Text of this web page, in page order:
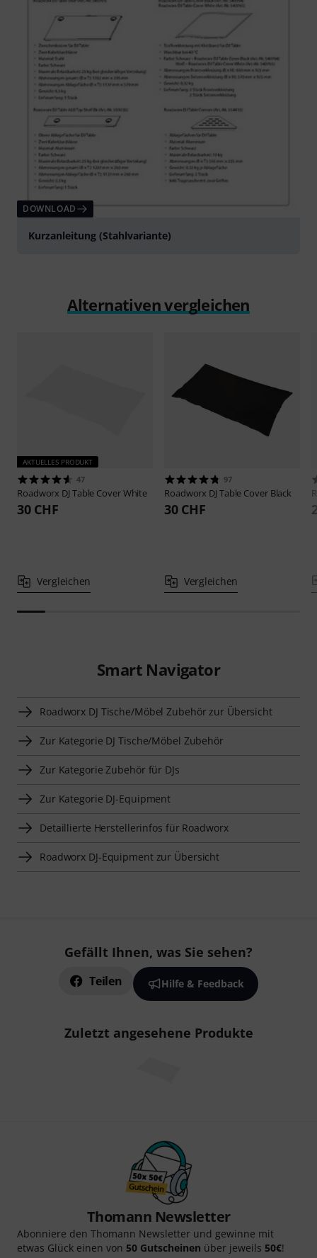
DOWNLOAD
Kurzanleitung (Stahlvariante)
Alternativen vergleichen
AKTUELLES PRODUKT
47
Roadworx DJ Table Cover White
30 CHF
Vergleichen
97
Roadworx DJ Table Cover Black
30 CHF
Vergleichen
Smart Navigator
Roadworx DJ Tische/Möbel Zubehör zur Übersicht
Zur Kategorie DJ Tische/Möbel Zubehör
Zur Kategorie Zubehör für DJs
Zur Kategorie DJ-Equipment
Detaillierte Herstellerinfos für Roadworx
Roadworx DJ-Equipment zur Übersicht
Gefällt Ihnen, was Sie sehen?
Teilen Hilfe & Feedback
Zuletzt angesehene Produkte
Thomann Newsletter
Abonniere den Thomann Newsletter und gewinne mit
etwas Glück einen von 50 Gutscheinen über jeweils 50€!